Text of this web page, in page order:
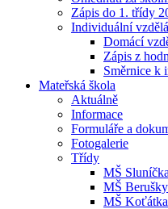
Zápis do 1. třídy
Individuální
Domácí
Zápis z
Směrnice k
Mateřská škola
Aktuálně
Informace
Formuláře a
Fotogalerie
Třídy
MŠ Sluníčka
MŠ Berušky
MŠ Koťátka